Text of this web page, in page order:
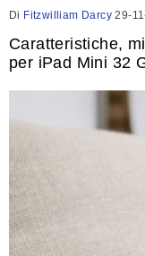
Di Fitzwilliam Darcy 29-
Caratteristiche,
per iPad Mini 32